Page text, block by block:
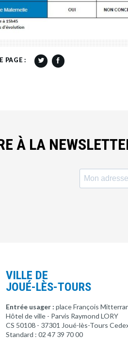
PAGE :
À LA
VILLE DE
JOUÉ-LÈS-TOURS
Entrée usager : place François
Hôtel de ville - Parvis Raymond LORY
CS 50108 - 37301 Joué-lès-Tours
Standard : 02 47 39 70 00